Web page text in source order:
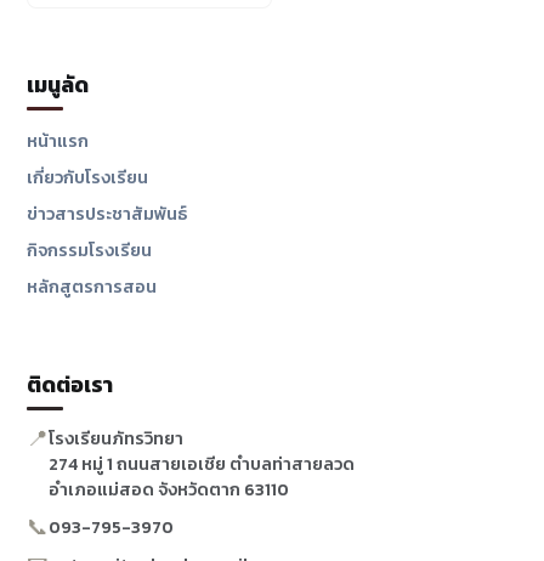
เมนูลัด
หน้าแรก
เกี่ยวกับโรงเรียน
ข่าวสารประชาสัมพันธ์
กิจกรรมโรงเรียน
หลักสูตรการสอน
ติดต่อเรา
📍โรงเรียนภัทรวิทยา
274 หมู่ 1 ถนนสายเอเชีย ตำบลท่าสายลวด
อำเภอแม่สอด จังหวัดตาก 63110
📞093-795-3970